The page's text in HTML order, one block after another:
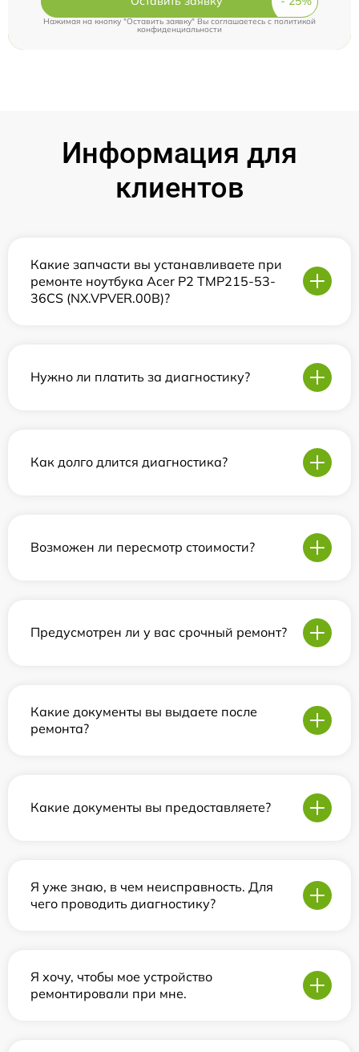
Нажимая на кнопку "Оставить заявку" Вы соглашаетесь cполитикой
конфиденциальности
Информация для
клиентов
Какие запчасти вы устанавливаете при
ремонте ноутбука Acer P2 TMP215-53-
36CS (NX.VPVER.00B)?
Нужно ли платить за диагностику?
Как долго длится диагностика?
Возможен ли пересмотр стоимости?
Предусмотрен ли у вас срочный ремонт?
Какие документы вы выдаете после
ремонта?
Какие документы вы предоставляете?
Я уже знаю, в чем неисправность. Для
чего проводить диагностику?
Я хочу, чтобы мое устройство
ремонтировали при мне.